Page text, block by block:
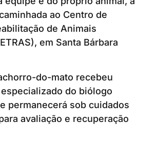
ao Centro de
de Animais
em Santa Bárbara
do-mato recebeu
do biólogo
permanecerá sob cuidados
avaliação e recuperação